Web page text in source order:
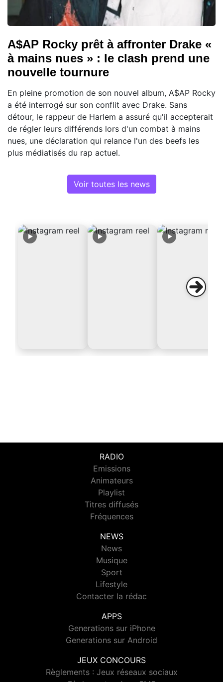
A$AP Rocky prêt à affronter Drake «
à mains nues » : le clash prend une
nouvelle tournure
En pleine promotion de son nouvel album, A$AP Rocky
a été interrogé sur son conflit avec Drake. Sans
détour, le rappeur de Harlem a assuré qu'il accepterait
de régler leurs différends lors d'un combat à mains
nues, une déclaration qui relance l'un des beefs les
plus médiatisés du rap actuel.
Voir toutes les news
RADIO
Emissions
Animateurs
Playlist
Titres diffusés
Fréquences
NEWS
News
Musique
Sport
Lifestyle
Contacter la rédac
APPS
Generations sur iPhone
Generations sur Android
JEUX CONCOURS
Règlements : Jeux réseaux sociaux